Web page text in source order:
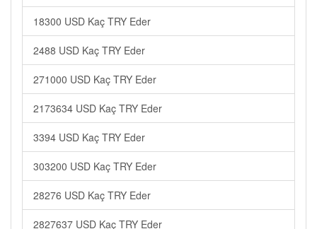
18300 USD Kaç TRY Eder
2488 USD Kaç TRY Eder
271000 USD Kaç TRY Eder
2173634 USD Kaç TRY Eder
3394 USD Kaç TRY Eder
303200 USD Kaç TRY Eder
28276 USD Kaç TRY Eder
2827637 USD Kaç TRY Eder